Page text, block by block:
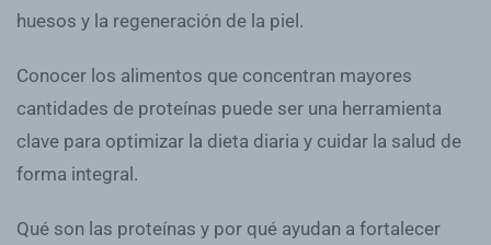
huesos y la regeneración de la piel.
Conocer los alimentos que concentran mayores
cantidades de proteínas puede ser una herramienta
clave para optimizar la dieta diaria y cuidar la salud de
forma integral.
Qué son las proteínas y por qué ayudan a fortalecer